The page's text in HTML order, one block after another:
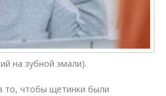
на зубной эмали).
то, чтобы щетинки были